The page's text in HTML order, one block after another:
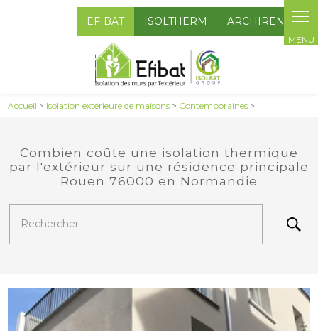
EFIBAT ISOLTHERM ARCHIRENOV
Accueil > Isolation extérieure de maisons > Contemporaines >
Combien coûte une isolation thermique
par l'extérieur sur une résidence principale
Rouen 76000 en Normandie
Rechercher
Panneau de gestion des cookies